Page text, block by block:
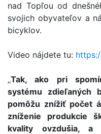
nad Topľou od
svojich obyvateľov a
bicyklov.
Video nájdete tu:
„Tak, ako pri
systému zdieľaných
pomôžu znížiť počet
zníženie produkcie
kvality ovzdušia, a